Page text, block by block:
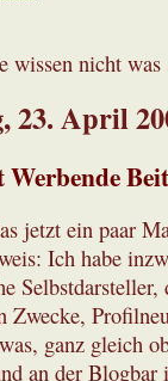
wissen nicht
23. April
jetzt ein paar
Ich habe
Zwecke,
ganz gleich
an der Blogbar